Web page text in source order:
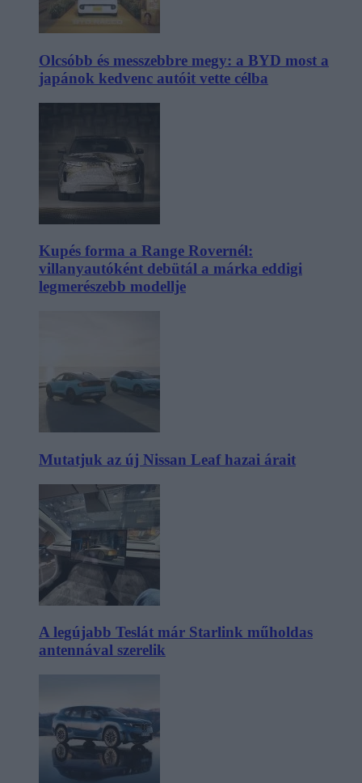
Olcsóbb és messzebbre megy: a BYD most a
japánok kedvenc autóit vette célba
Kupés forma a Range Rovernél:
villanyautóként debütál a márka eddigi
legmerészebb modellje
Mutatjuk az új Nissan Leaf hazai árait
A legújabb Teslát már Starlink műholdas
antennával szerelik